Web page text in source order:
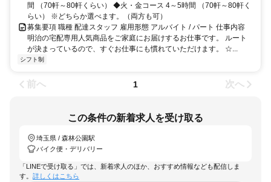
間 （70軒～80軒くらい） ◆火・金コース 4～5時間 （70軒～80軒く
らい） ※どちらか選べます。（両方も可）
募集要項 職種 配達スタッフ 雇用形態 アルバイト / パート 仕事内容
明治の宅配専用人気商品をご家庭にお届けするお仕事です。 ルート
が決まっているので、すぐお仕事にも慣れていただけます。 ☆...
シフト制
前へ 1 次へ
この条件の新着求人を受け取る
埼玉県 / 森林公園駅
バイク便・デリバリー
「LINEで受け取る」では、新着求人のほか、おすすめ情報なども配信しま
す。 詳しくはこちら